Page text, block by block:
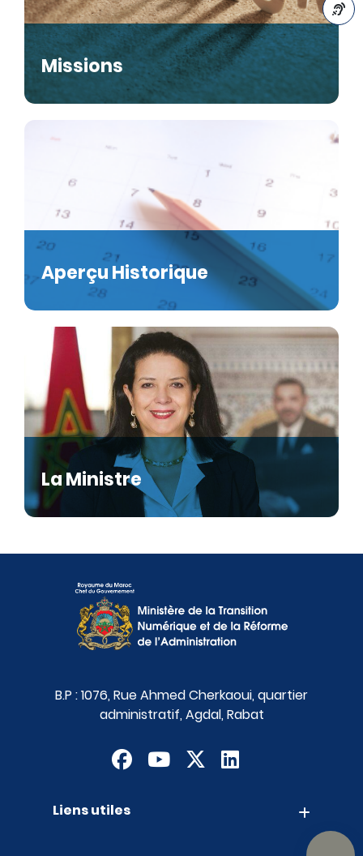
A-
Missions
Aperçu Historique
La Ministre
B.P : 1076, Rue Ahmed Cherkaoui, quartier
administratif, Agdal, Rabat
Liens utiles